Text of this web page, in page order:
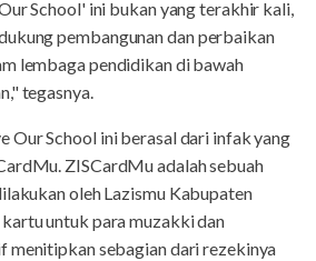
School' ini bukan yang terakhir kali,
pembangunan dan perbaikan
lembaga pendidikan di bawah
tegasnya.
Our School ini berasal dari infak yang
ZISCardMu adalah sebuah
oleh Lazismu Kabupaten
untuk para muzakki dan
menitipkan sebagian dari rezekinya